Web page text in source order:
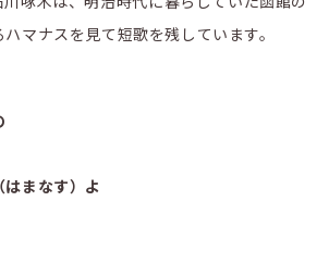
マナスを見て短歌を残しています。
まなす）よ